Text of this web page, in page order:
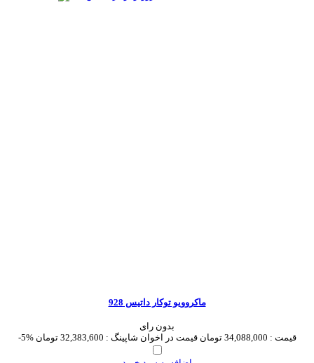
ماکروویو توکار داتیس 928
بدون رای
-5%
قیمت : 34,088,000 تومان قیمت در اخوان شاپینگ : 32,383,600 تومان